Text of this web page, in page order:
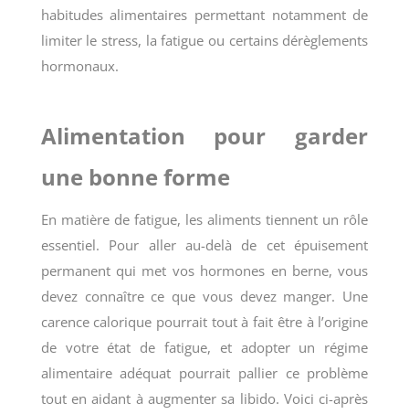
habitudes alimentaires permettant notamment de
limiter le stress, la fatigue ou certains dérèglements
hormonaux.
Alimentation pour garder
une bonne forme
En matière de fatigue, les aliments tiennent un rôle
essentiel. Pour aller au-delà de cet épuisement
permanent qui met vos hormones en berne, vous
devez connaître ce que vous devez manger. Une
carence calorique pourrait tout à fait être à l’origine
de votre état de fatigue, et adopter un régime
alimentaire adéquat pourrait pallier ce problème
tout en aidant à augmenter sa libido. Voici ci-après